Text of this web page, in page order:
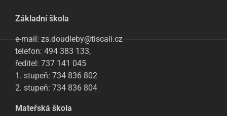
Základní škola
e-mail: zs.doudleby@tiscali.cz
telefon: 494 383 133,
ředitel: 737 141 045
1. stupeň: 734 836 802
2. stupeň: 734 836 804
Mateřská škola